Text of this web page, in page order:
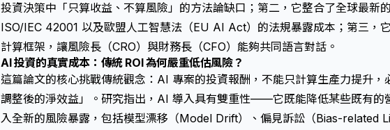
投資決策中「只算收益、不算風險」的方法論缺口；第二，它整合了全球最新
ISO/IEC 42001 以及歐盟人工智慧法（EU AI Act）的法規暴露成本；第三，
計算框架，讓風險長（CRO）與財務長（CFO）能夠共同語言對話。
AI 投資的真實成本：傳統 ROI 為何嚴重低估風險？
這篇論文的核心挑戰傳統觀念：AI 專案的投資報酬，不能只計算生產力提升，
調整後的淨效益」。研究指出，AI 導入具有雙重性——它既能降低某些既有的
入全新的風險暴露，包括模型漂移（Model Drift）、偏見訴訟（Bias-related